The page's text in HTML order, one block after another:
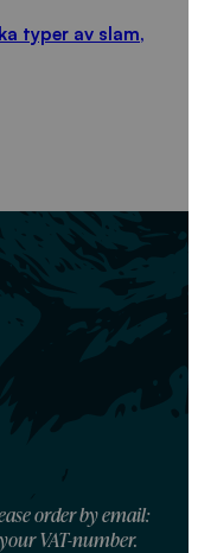
typer av slam,
order by email:
VAT-number.